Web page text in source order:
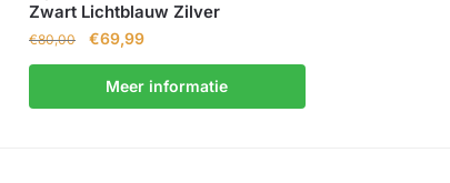
Zwart Lichtblauw Zilver
€80,00 €69,99
Meer informatie